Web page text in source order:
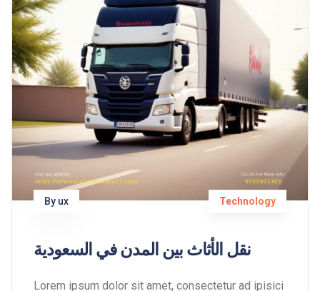
Technology
By ux
نقل الأثاث بين المدن في السعودية
Lorem ipsum dolor sit amet, consectetur ad ipisici